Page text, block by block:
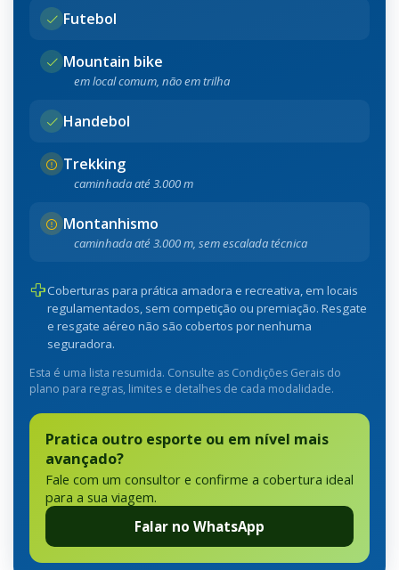
Futebol
Mountain bike
em local comum, não em trilha
Handebol
Trekking
caminhada até 3.000 m
Montanhismo
caminhada até 3.000 m, sem escalada técnica
Coberturas para prática amadora e recreativa, em locais
regulamentados, sem competição ou premiação. Resgate
e resgate aéreo não são cobertos por nenhuma
seguradora.
Esta é uma lista resumida. Consulte as Condições Gerais do
plano para regras, limites e detalhes de cada modalidade.
Pratica outro esporte ou em nível mais
avançado?
Fale com um consultor e confirme a cobertura ideal
para a sua viagem.
Falar no WhatsApp